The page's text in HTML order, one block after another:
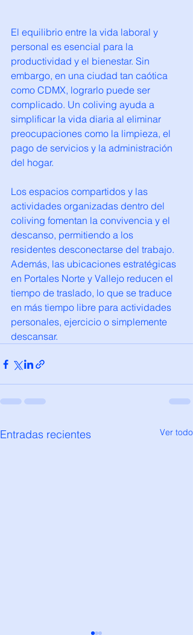
El equilibrio entre la vida laboral y
personal es esencial para la
productividad y el bienestar. Sin
embargo, en una ciudad tan caótica
como CDMX, lograrlo puede ser
complicado. Un coliving ayuda a
simplificar la vida diaria al eliminar
preocupaciones como la limpieza, el
pago de servicios y la administración
del hogar.
Los espacios compartidos y las
actividades organizadas dentro del
coliving fomentan la convivencia y el
descanso, permitiendo a los
residentes desconectarse del trabajo.
Además, las ubicaciones estratégicas
en Portales Norte y Vallejo reducen el
tiempo de traslado, lo que se traduce
en más tiempo libre para actividades
personales, ejercicio o simplemente
descansar.
Entradas recientes Ver todo